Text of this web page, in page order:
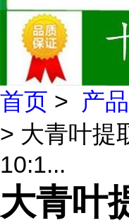
首页 > 产
> 大青叶提
10:1...
大青叶